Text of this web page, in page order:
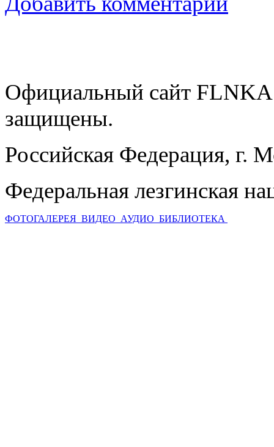
Официальный сайт
защищены.
Российская Федерация, г.
Федеральная лезгинская
ФОТОГАЛЕРЕЯ ВИДЕО АУДИО БИБЛИОТЕКА